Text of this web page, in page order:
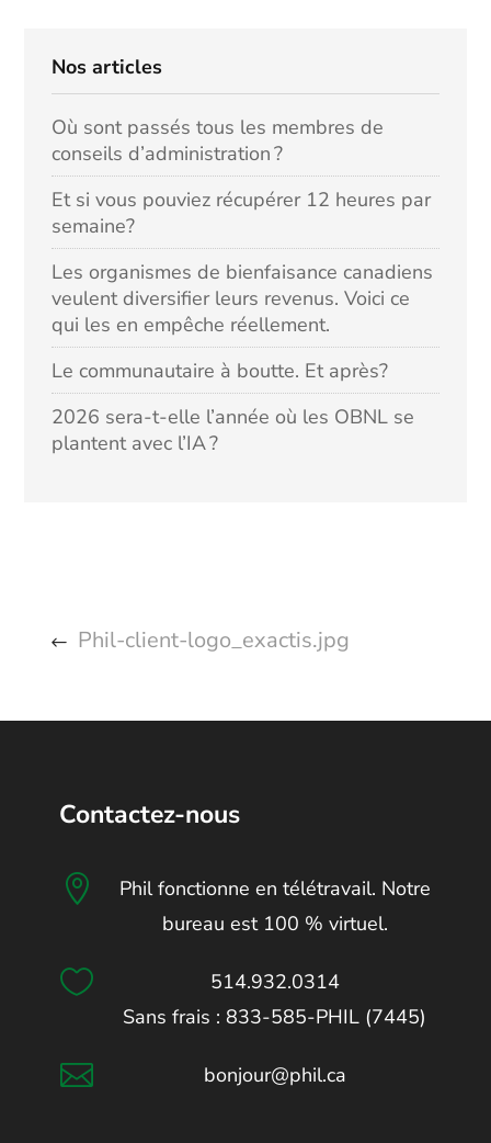
Nos articles
Où sont passés tous les membres de
conseils d’administration ?
Et si vous pouviez récupérer 12 heures par
semaine?
Les organismes de bienfaisance canadiens
veulent diversifier leurs revenus. Voici ce
qui les en empêche réellement.
Le communautaire à boutte. Et après?
2026 sera-t-elle l’année où les OBNL se
plantent avec l’IA ?
Phil-client-logo_exactis.jpg
Contactez-nous

Phil fonctionne en télétravail. Notre
bureau est 100 % virtuel.

514.932.0314
Sans frais : 833-585-PHIL (7445)
 bonjour@phil.ca